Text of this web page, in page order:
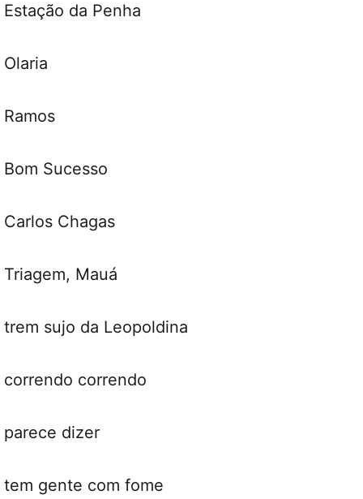
Estação da Penha
Olaria
Ramos
Bom Sucesso
Carlos Chagas
Triagem, Mauá
trem sujo da Leopoldina
correndo correndo
parece dizer
tem gente com fome